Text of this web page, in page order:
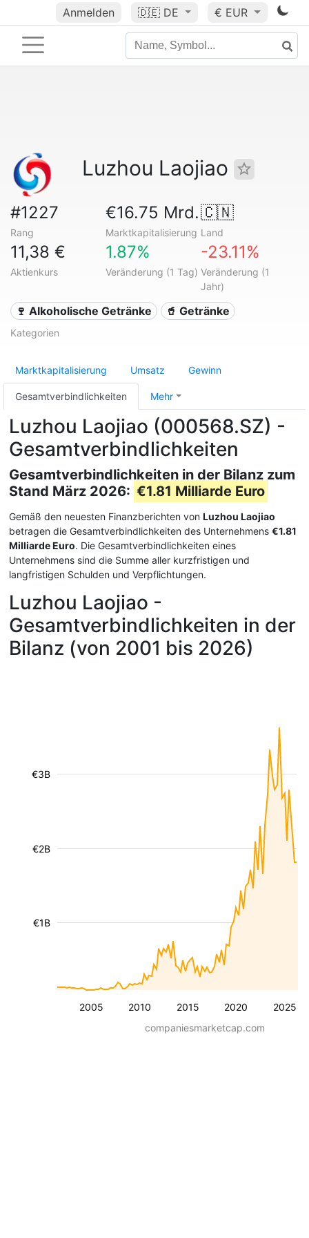
Anmelden 🇩🇪 DE € EUR
Luzhou Laojiao
#1227
Rang
€16.75 Mrd.
Marktkapitalisierung
🇨🇳
Land
11,38 €
Aktienkurs
1.87%
Veränderung (1 Tag)
-23.11%
Veränderung (1
Jahr)
🍷 Alkoholische Getränke 🥤 Getränke
Kategorien
Marktkapitalisierung Umsatz Gewinn
Gesamtverbindlichkeiten Mehr
Luzhou Laojiao (000568.SZ) -
Gesamtverbindlichkeiten
Gesamtverbindlichkeiten in der Bilanz zum
Stand März 2026: €1.81 Milliarde Euro
Gemäß den neuesten Finanzberichten von Luzhou Laojiao
betragen die Gesamtverbindlichkeiten des Unternehmens €1.81
Milliarde Euro. Die Gesamtverbindlichkeiten eines
Unternehmens sind die Summe aller kurzfristigen und
langfristigen Schulden und Verpflichtungen.
Luzhou Laojiao -
Gesamtverbindlichkeiten in der
Bilanz (von 2001 bis 2026)
2005 2010 2015 2020 2025
€1B
€2B
€3B
companiesmarketcap.com